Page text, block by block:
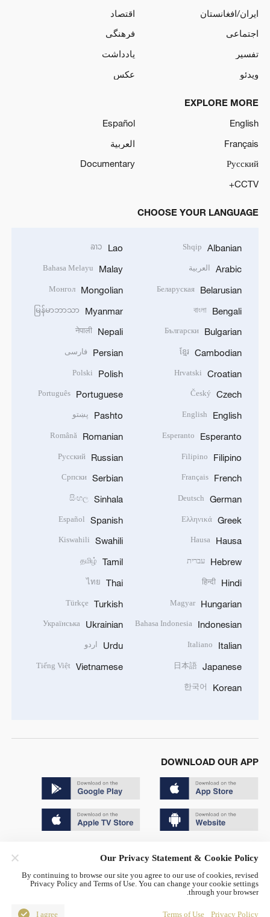
ایران/افغانستان
اقتصاد
اجتماعی
فرهنگی
تفسیر
یادداشت
ویدئو
عکس
EXPLORE MORE
English
Español
Français
العربية
Русский
Documentary
CCTV+
CHOOSE YOUR LANGUAGE
Albanian
Shqip
Arabic العربية
Belarusian
Беларуская
Bengali
বাংলা
Bulgarian
Български
Cambodian
ខ្មែរ
Croatian
Hrvatski
Czech
Český
English
English
Esperanto
Esperanto
Filipino
Filipino
French
Français
German
Deutsch
Greek
Ελληνικά
Hausa
Hausa
Hebrew עברית
Hindi
हिन्दी
Hungarian
Magyar
Indonesian
Bahasa Indonesia
Italian
Italiano
Japanese
日本語
Korean
한국어
Lao
ລາວ
Malay
Bahasa Melayu
Mongolian
Монгол
Myanmar
မြန်မာဘာသာ
Nepali
नेपाली
Persian فارسی
Polish
Polski
Portuguese
Português
Pashto پښتو
Romanian
Română
Russian
Русский
Serbian
Српски
Sinhala
සිංහල
Spanish
Español
Swahili
Kiswahili
Tamil
தமிழ்
Thai
ไทย
Turkish
Türkçe
Ukrainian
Українська
Urdu اردو
Vietnamese
Tiếng Việt
DOWNLOAD OUR APP
京公网安备 11010502050052号
Disinformation report hotline: 010-85061466
Our Privacy Statement & Cookie Policy
By continuing to browse our site you agree to our use of cookies, revised
Privacy Policy and Terms of Use. You can change your cookie settings
through your browser.
Privacy Policy
Terms of Use
I agree